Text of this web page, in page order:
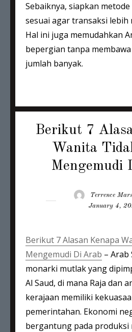
Sebaiknya, siapkan
sesuai agar transaksi lebih
Hal ini juga memudahkan
bepergian tanpa
jumlah banyak.
Berikut 7
Wanita
Mengemudi
Author
Terrence
January 4,
Berikut 7 Alasan Kenapa
Mengemudi Di Arab – Arab
monarki mutlak yang
Al Saud, di mana Raja dan
kerajaan memiliki
pemerintahan. Ekonomi
bergantung pada produksi